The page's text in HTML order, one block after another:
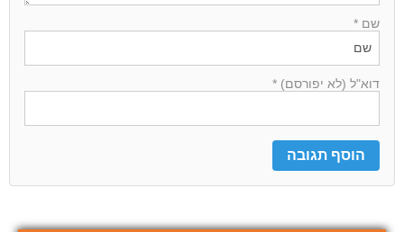
שם *
דוא"ל (לא יפורסם) *